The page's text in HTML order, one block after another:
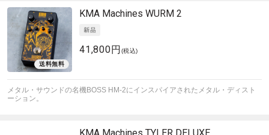
KMA Machines WURM 2
41,800円 (税込)
メタル・サウンドの名機BOSS HM-2にインスパイアされたメタル・ディスト
ーション。